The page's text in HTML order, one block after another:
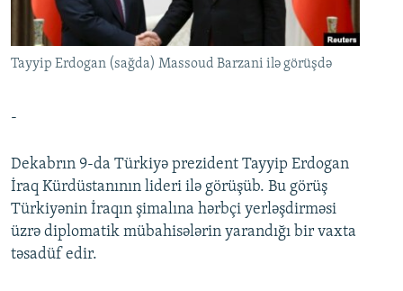
İNFOQRAFIKA
KARIKATURA
AZƏRBAYCAN ƏDƏBIYYATI KITABXANASI
İSLAM VƏ DEMOKRATIYA
MISSIYAMIZ
PEŞƏ ETIKASI VƏ JURNALISTIKA STANDARTLARIMIZ
XƏBƏR BÜLLETENLƏRIMIZ
BIZI IZLƏ
Tayyip Erdogan (sağda) Massoud Barzani ilə görüşdə
-
Dekabrın 9-da Türkiyə prezident Tayyip Erdogan
İraq Kürdüstanının lideri ilə görüşüb. Bu görüş
Türkiyənin İraqın şimalına hərbçi yerləşdirməsi
üzrə diplomatik mübahisələrin yarandığı bir vaxta
təsadüf edir.